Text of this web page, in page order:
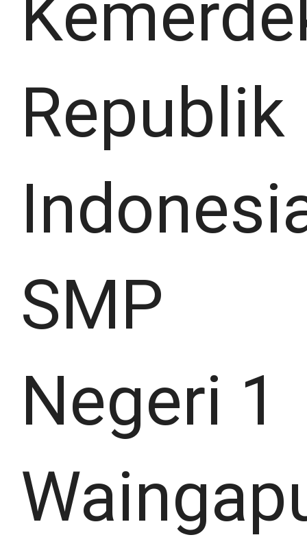
Republik
SMP
Negeri 1